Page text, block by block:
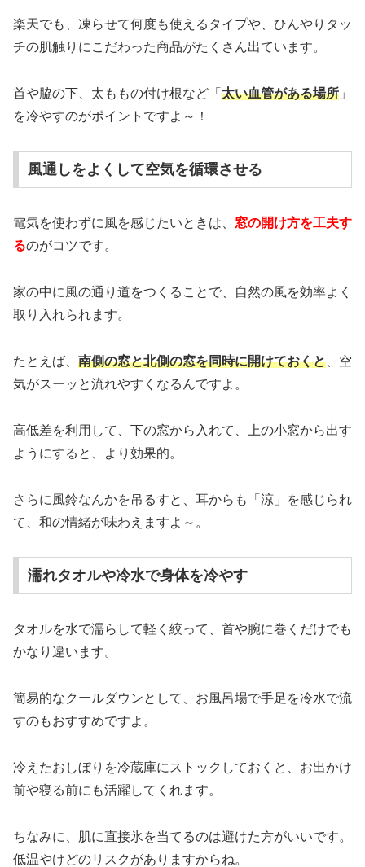
楽天でも、凍らせて何度も使えるタイプや、ひんやりタッ
チの肌触りにこだわった商品がたくさん出ています。
首や脇の下、太ももの付け根など「 太い血管がある場所 」
を冷やすのがポイントですよ～！
風通しをよくして空気を循環させる
電気を使わずに風を感じたいときは、 窓の開け方を工夫す
るのがコツです。
家の中に風の通り道をつくることで、自然の風を効率よく
取り入れられます。
たとえば、 南側の窓と北側の窓を同時に開けておくと 、空
気がスーッと流れやすくなるんですよ。
高低差を利用して、下の窓から入れて、上の小窓から出す
ようにすると、より効果的。
さらに風鈴なんかを吊るすと、耳からも「涼」を感じられ
て、和の情緒が味わえますよ～。
濡れタオルや冷水で身体を冷やす
タオルを水で濡らして軽く絞って、首や腕に巻くだけでも
かなり違います。
簡易的なクールダウンとして、お風呂場で手足を冷水で流
すのもおすすめですよ。
冷えたおしぼりを冷蔵庫にストックしておくと、お出かけ
前や寝る前にも活躍してくれます。
ちなみに、肌に直接氷を当てるのは避けた方がいいです。
低温やけどのリスクがありますからね。